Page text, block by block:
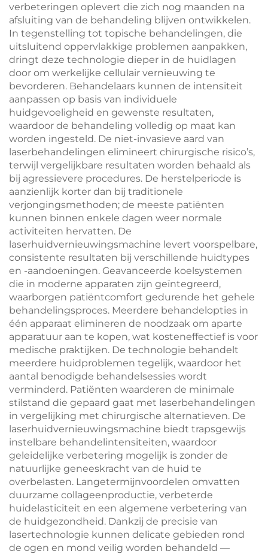
verbeteringen oplevert die zich nog maanden na
afsluiting van de behandeling blijven ontwikkelen.
In tegenstelling tot topische behandelingen, die
uitsluitend oppervlakkige problemen aanpakken,
dringt deze technologie dieper in de huidlagen
door om werkelijke cellulair vernieuwing te
bevorderen. Behandelaars kunnen de intensiteit
aanpassen op basis van individuele
huidgevoeligheid en gewenste resultaten,
waardoor de behandeling volledig op maat kan
worden ingesteld. De niet-invasieve aard van
laserbehandelingen elimineert chirurgische risico’s,
terwijl vergelijkbare resultaten worden behaald als
bij agressievere procedures. De herstelperiode is
aanzienlijk korter dan bij traditionele
verjongingsmethoden; de meeste patiënten
kunnen binnen enkele dagen weer normale
activiteiten hervatten. De
laserhuidvernieuwingsmachine levert voorspelbare,
consistente resultaten bij verschillende huidtypes
en -aandoeningen. Geavanceerde koelsystemen
die in moderne apparaten zijn geïntegreerd,
waarborgen patiëntcomfort gedurende het gehele
behandelingsproces. Meerdere behandelopties in
één apparaat elimineren de noodzaak om aparte
apparatuur aan te kopen, wat kosteneffectief is voor
medische praktijken. De technologie behandelt
meerdere huidproblemen tegelijk, waardoor het
aantal benodigde behandelsessies wordt
verminderd. Patiënten waarderen de minimale
stilstand die gepaard gaat met laserbehandelingen
in vergelijking met chirurgische alternatieven. De
laserhuidvernieuwingsmachine biedt trapsgewijs
instelbare behandelintensiteiten, waardoor
geleidelijke verbetering mogelijk is zonder de
natuurlijke geneeskracht van de huid te
overbelasten. Langetermijnvoordelen omvatten
duurzame collageenproductie, verbeterde
huidelasticiteit en een algemene verbetering van
de huidgezondheid. Dankzij de precisie van
lasertechnologie kunnen delicate gebieden rond
de ogen en mond veilig worden behandeld —